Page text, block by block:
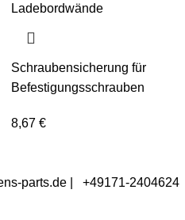
Schraubensicherung für
Befestigungsschrauben
8,67 €
parts.de +49171-2404624